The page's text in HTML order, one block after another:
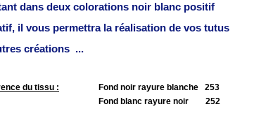
dans deux colorations noir blanc positif
il vous permettra la réalisation de vos tutus
créations ...
du tissu :
Fond noir rayure blanche 253
Fond blanc rayure noir 252